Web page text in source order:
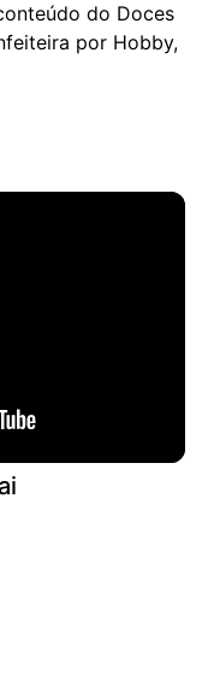
do Doces
por Hobby,